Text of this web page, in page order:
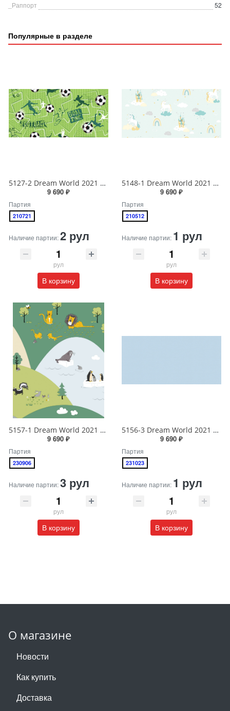
_Раппорт 52
Популярные в разделе
5127-2 Dream World 2021 Обои виниловые на бумажной основе 1.06*15.6
9 690 ₽
Партия
210721
Наличие партии:2 рул
рул
В корзину
5148-1 Dream World 2021 Обои виниловые на бумажной основе 1.06*15.6
9 690 ₽
Партия
210512
Наличие партии: 1 рул
рул
В корзину
5157-1 Dream World 2021 Обои виниловые на бумажной основе 1.06*15.6
9 690 ₽
Партия
230906
Наличие партии:3 рул
рул
В корзину
5156-3 Dream World 2021 Обои виниловые на бумажной основе 1.06*15.6
9 690 ₽
Партия
231023
Наличие партии: 1 рул
рул
В корзину
О магазине
Новости
Как купить
Доставка